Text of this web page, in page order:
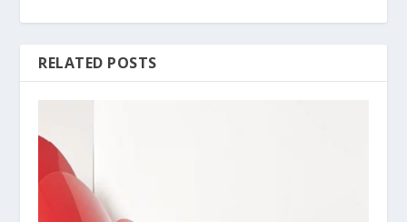
RELATED POSTS